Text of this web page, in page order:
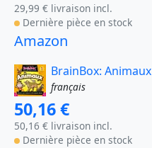
29,99 € livraison incl.
Dernière pièce en stock
Amazon
BrainBox: Animaux
français
50,16 €
50,16 € livraison incl.
Dernière pièce en stock